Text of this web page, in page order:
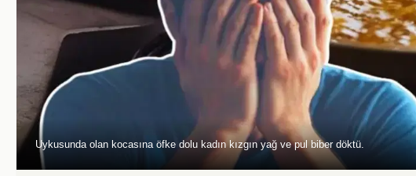
Uykusunda olan kocasına öfke dolu kadın kızgın yağ ve pul biber döktü.